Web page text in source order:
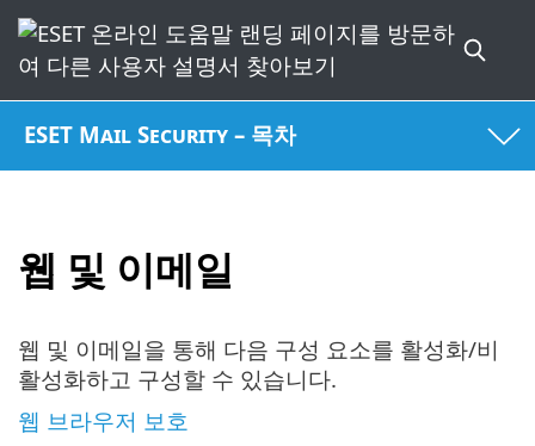
ESET Mail Security – 목차
웹 및 이메일
웹 및 이메일을 통해 다음 구성 요소를 활성화/비
활성화하고 구성할 수 있습니다.
웹 브라우저 보호